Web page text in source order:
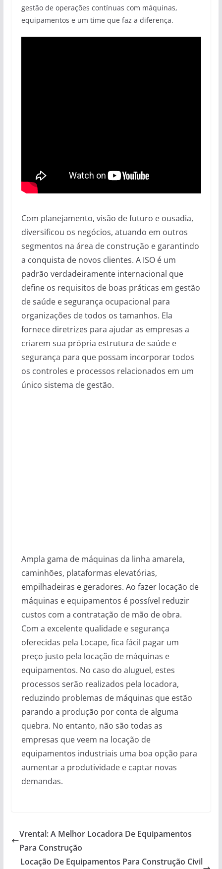
gestão de operações contínuas com máquinas,
equipamentos e um time que faz a diferença.
Com planejamento, visão de futuro e ousadia,
diversificou os negócios, atuando em outros
segmentos na área de construção e garantindo
a conquista de novos clientes. A ISO é um
padrão verdadeiramente internacional que
define os requisitos de boas práticas em gestão
de saúde e segurança ocupacional para
organizações de todos os tamanhos. Ela
fornece diretrizes para ajudar as empresas a
criarem sua própria estrutura de saúde e
segurança para que possam incorporar todos
os controles e processos relacionados em um
único sistema de gestão.
Ampla gama de máquinas da linha amarela,
caminhões, plataformas elevatórias,
empilhadeiras e geradores. Ao fazer locação de
máquinas e equipamentos é possível reduzir
custos com a contratação de mão de obra.
Com a excelente qualidade e segurança
oferecidas pela Locape, fica fácil pagar um
preço justo pela locação de máquinas e
equipamentos. No caso do aluguel, estes
processos serão realizados pela locadora,
reduzindo problemas de máquinas que estão
parando a produção por conta de alguma
quebra. No entanto, não são todas as
empresas que veem na locação de
equipamentos industriais uma boa opção para
aumentar a produtividade e captar novas
demandas.
Vrental: A Melhor Locadora De Equipamentos
Para Construção
Locação De Equipamentos Para Construção Civil